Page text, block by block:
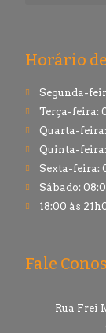
Horário
Segunda-
Terça-feira:
Quarta-
Quinta-
Sexta-feira:
Sábado:
18:00 às
Fale
Rua Frei